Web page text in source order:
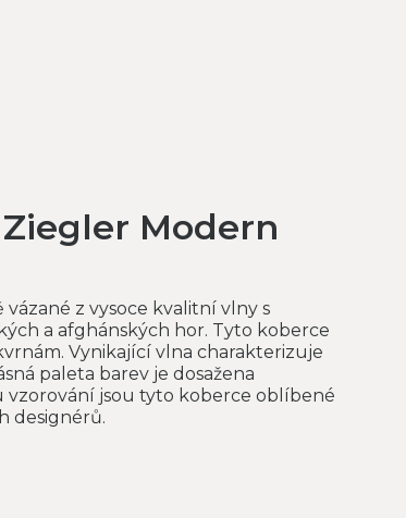
Modern
z vysoce kvalitní vlny s
a afghánských hor. Tyto koberce
Vynikající vlna charakterizuje
paleta barev je dosažena
jsou tyto koberce oblíbené
designérů.